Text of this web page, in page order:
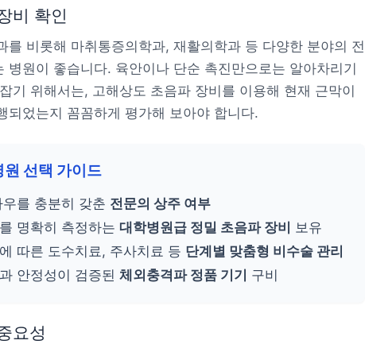
비 확인
를 비롯해 마취통증의학과, 재활의학과 등 다양한 분야의 전
병원이 좋습니다. 육안이나 단순 촉진만으로는 알아차리기
기 위해서는, 고해상도 초음파 장비를 이용해 현재 근막이
되었는지 꼼꼼하게 평가해 보아야 합니다.
선택 가이드
를 충분히 갖춘 전문의 상주 여부
명확히 측정하는 대학병원급 정밀 초음파 장비
보유
따른 도수치료, 주사치료 등 단계별 맞춤형 비수술 관리
안정성이 검증된 체외충격파 정품 기기 구비
요성